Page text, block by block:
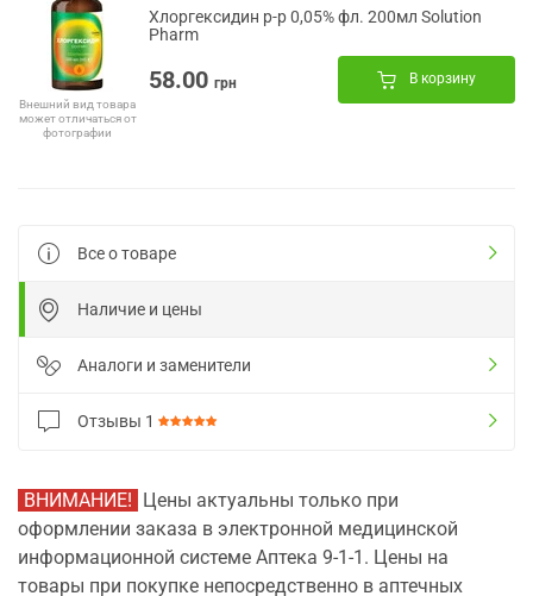
Внешний вид товара
может отличаться от
фотографии
Хлоргексидин р-р 0,05% фл. 200мл Solution
Pharm
58.00 грн В корзину
Все о товаре
Наличие и цены
Аналоги и заменители
Отзывы 1
ВНИМАНИЕ! Цены актуальны только при
оформлении заказа в электронной медицинской
информационной системе Аптека 9-1-1. Цены на
товары при покупке непосредственно в аптечных